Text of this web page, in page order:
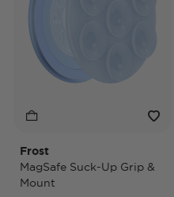
Frost
MagSafe Suck-Up Grip &
Mount